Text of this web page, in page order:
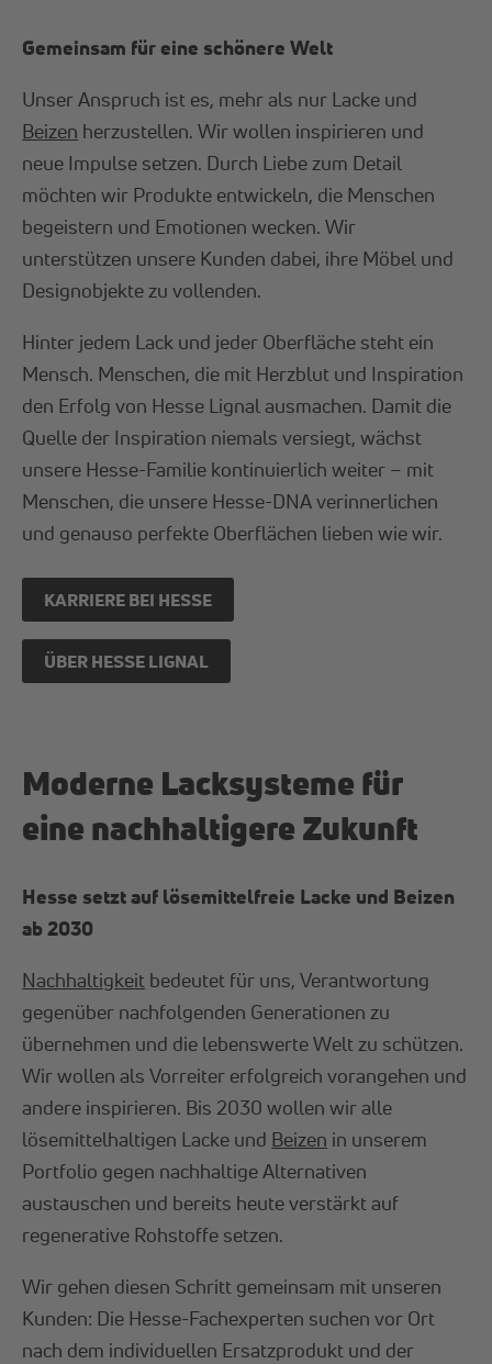
Gemeinsam für eine schönere Welt
Unser Anspruch ist es, mehr als nur Lacke und
Beizen herzustellen. Wir wollen inspirieren und
neue Impulse setzen. Durch Liebe zum Detail
möchten wir Produkte entwickeln, die Menschen
begeistern und Emotionen wecken. Wir
unterstützen unsere Kunden dabei, ihre Möbel und
Designobjekte zu vollenden.
Hinter jedem Lack und jeder Oberfläche steht ein
Mensch. Menschen, die mit Herzblut und Inspiration
den Erfolg von Hesse Lignal ausmachen. Damit die
Quelle der Inspiration niemals versiegt, wächst
unsere Hesse-Familie kontinuierlich weiter – mit
Menschen, die unsere Hesse-DNA verinnerlichen
und genauso perfekte Oberflächen lieben wie wir.
KARRIERE BEI HESSE
ÜBER HESSE LIGNAL
Moderne Lacksysteme für
eine nachhaltigere Zukunft
Hesse setzt auf lösemittelfreie Lacke und Beizen
ab 2030
Nachhaltigkeit bedeutet für uns, Verantwortung
gegenüber nachfolgenden Generationen zu
übernehmen und die lebenswerte Welt zu schützen.
Wir wollen als Vorreiter erfolgreich vorangehen und
andere inspirieren. Bis 2030 wollen wir alle
lösemittelhaltigen Lacke und Beizen in unserem
Portfolio gegen nachhaltige Alternativen
austauschen und bereits heute verstärkt auf
regenerative Rohstoffe setzen.
Wir gehen diesen Schritt gemeinsam mit unseren
Kunden: Die Hesse-Fachexperten suchen vor Ort
nach dem individuellen Ersatzprodukt und der